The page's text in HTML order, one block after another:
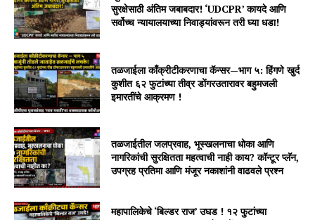
सुरक्षेसाठी अंतिम जबाबदार! ‘UDCPR’ कायदे आणि
सर्वोच्च न्यायालयाच्या निवाड्यांवरून तरी घ्या धडा!
तळजाईला काँक्रीटीकरणाचा कॅन्सर—भाग ५: हिंगणे खुर्द
कुशीत ६२ फुटांच्या तीव्र डोंगरउतारावर बहुमजली
इमारतींचे आक्रमण !
तळजाईतील जलप्रवाह, भूस्खलनाचा धोका आणि
नागरिकांची सुरक्षितता महत्वाची नाही काय? कॉन्टूर प्लॅन,
उपग्रह प्रतिमा आणि मंजूर नकाशांनी वाढवले प्रश्न
महापालिकेचे ‘बिल्डर राज’ उघड ! १२ फुटांच्या